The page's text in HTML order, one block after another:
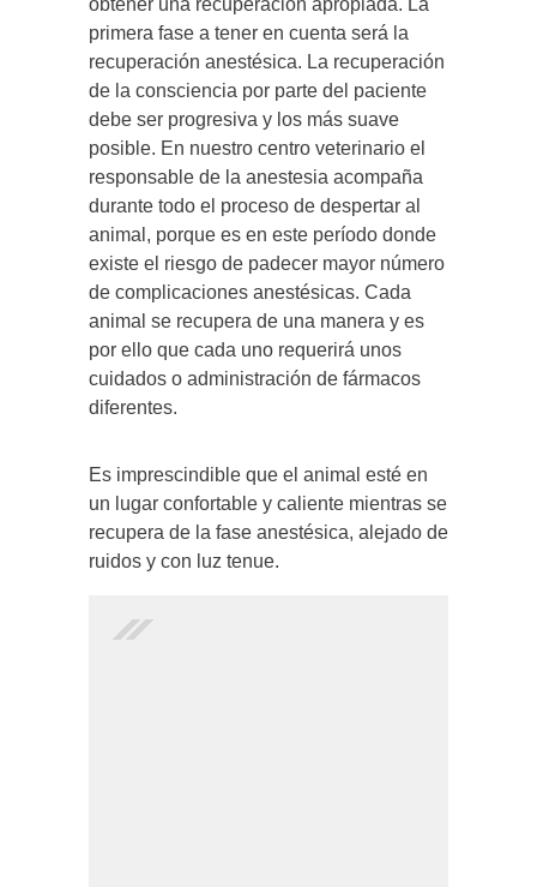
obtener una recuperación apropiada. La
primera fase a tener en cuenta será la
recuperación anestésica. La recuperación
de la consciencia por parte del paciente
debe ser progresiva y los más suave
posible. En nuestro centro veterinario el
responsable de la anestesia acompaña
durante todo el proceso de despertar al
animal, porque es en este período donde
existe el riesgo de padecer mayor número
de complicaciones anestésicas. Cada
animal se recupera de una manera y es
por ello que cada uno requerirá unos
cuidados o administración de fármacos
diferentes.
Es imprescindible que el animal esté en
un lugar confortable y caliente mientras se
recupera de la fase anestésica, alejado de
ruidos y con luz tenue.